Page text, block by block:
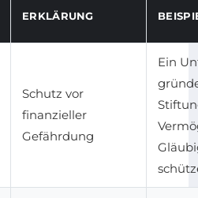
ERKLÄRUNG
Schutz vor
finanzieller
Gefährdung
Ein